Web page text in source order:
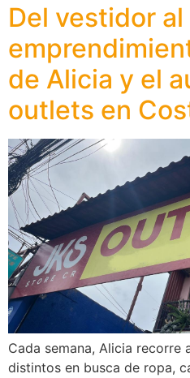
Del vestidor al
de Alicia y el
outlets en
Cada semana, Alicia recorre
distintos en busca de ropa,